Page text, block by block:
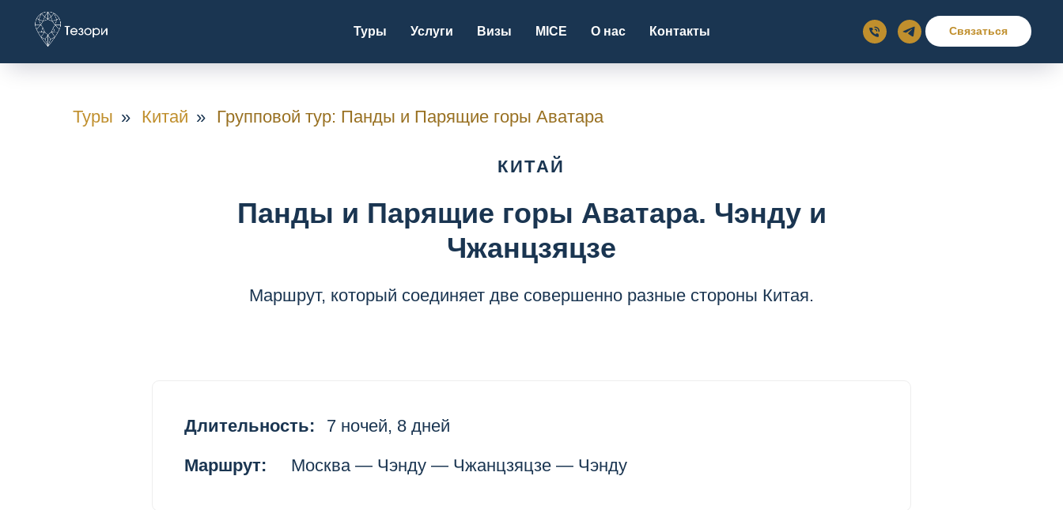
Туры Услуги Визы MICE О нас Контакты Связаться
Туры » Китай » Групповой тур: Панды и Парящие горы Аватара
КИТАЙ
Панды и Парящие горы Аватара. Чэнду и
Чжанцзяцзе
Маршрут, который соединяет две совершенно разные стороны Китая.
Длительность:
7 ночей, 8 дней
Маршрут:
Москва — Чэнду — Чжанцзяцзе — Чэнду